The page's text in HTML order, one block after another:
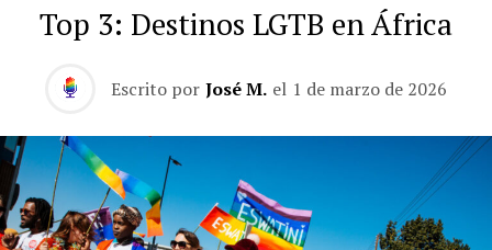
Top 3: Destinos LGTB en África
Escrito por José M. el 1 de marzo de 2026